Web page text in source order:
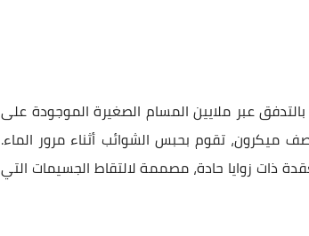
عبر ملايين المسام الصغيرة الموجودة على
ميكرون، تقوم بحبس الشوائب أثناء مرور الماء.
ذات زوايا حادة، مصممة لالتقاط الجسيمات التي